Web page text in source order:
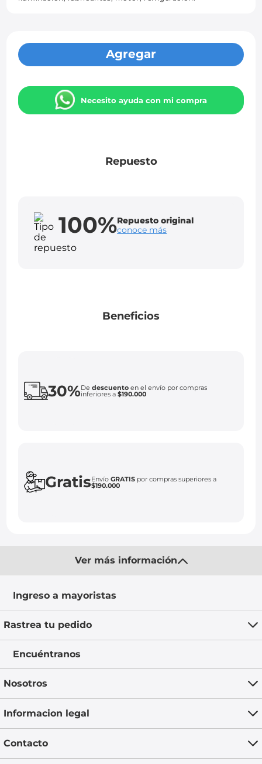
Agregar
Necesito ayuda con mi compra
Repuesto
100%Repuesto original
conoce más
Beneficios
30%Dedescuento en el envío por compras
inferiores a$190.000
GratisEnvíoGRATIS por compras superiores a
$190.000
Ver más información
Ingreso a mayoristas
Rastrea tu pedido
Encuéntranos
Nosotros
Informacion legal
Contacto